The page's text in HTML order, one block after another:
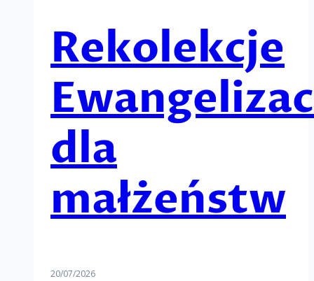
Rekolekcje
dla
małżeństw
20/07/2026